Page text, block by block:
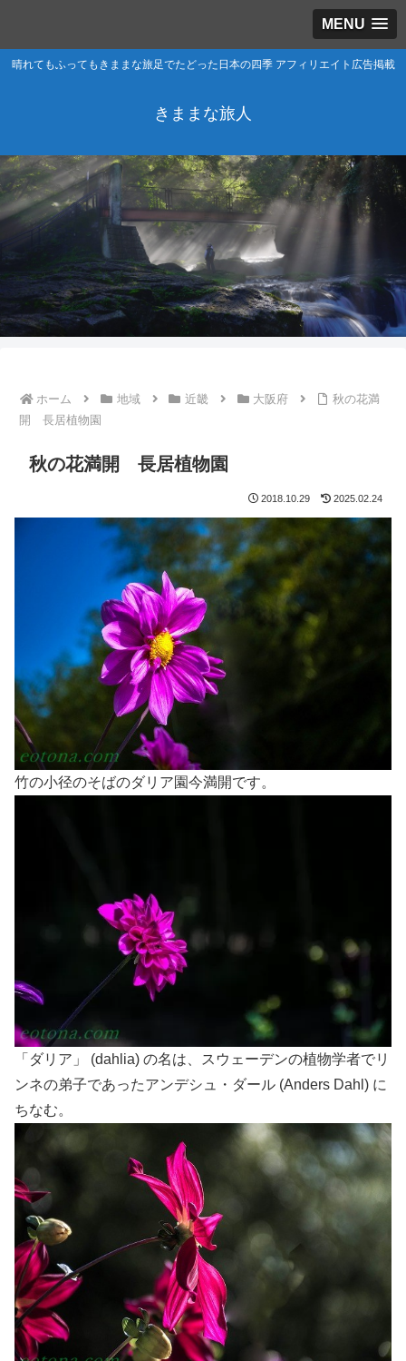
MENU
晴れてもふってもきままな旅足でたどった日本の四季 アフィリエイト広告掲載
きままな旅人
ホーム 地域 近畿 大阪府
秋の花満
開 長居植物園
秋の花満開 長居植物園
2018.10.29 2025.02.24
竹の小径のそばのダリア園今満開です。
「ダリア」 (dahlia) の名は、スウェーデンの植物学者でリ
ンネの弟子であったアンデシュ・ダール (Anders Dahl) に
ちなむ。